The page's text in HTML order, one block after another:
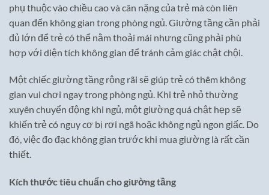
phụ thuộc vào chiều cao và cân nặng của trẻ mà còn liên
quan đến không gian trong phòng ngủ. Giường tầng cần phải
đủ lớn để trẻ có thể nằm thoải mái nhưng cũng phải phù
hợp với diện tích không gian để tránh cảm giác chật chội.
Một chiếc giường tầng rộng rãi sẽ giúp trẻ có thêm không
gian vui chơi ngay trong phòng ngủ. Khi trẻ nhỏ thường
xuyên chuyển động khi ngủ, một giường quá chật hẹp sẽ
khiến trẻ có nguy cơ bị rơi ngã hoặc không ngủ ngon giấc. Do
đó, việc đo đạc không gian trước khi mua giường là rất cần
thiết.
Kích thước tiêu chuẩn cho giường tầng